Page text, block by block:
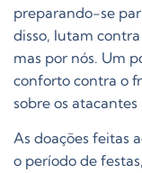
preparando-se
disso, lutam
mas por nós. Um
conforto contra o
sobre os atacantes
As doações feitas
o período de